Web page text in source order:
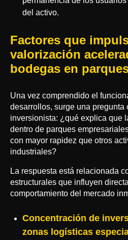
del activo.
Factores que
valorización
bodegas en
Una vez comprendido el
desarrollos, surge una pregunta
inversionista: ¿qué explica que
dentro de parques
con mayor rapidez que otros
industriales?
La respuesta está relacionada
estructurales que influyen
comportamiento del mercado
Concentración de
zonas logísticas